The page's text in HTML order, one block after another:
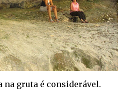
na gruta é considerável.